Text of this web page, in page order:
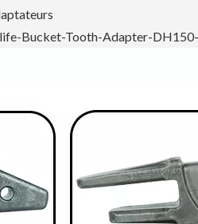
Bucket-Tooth-Adapter-